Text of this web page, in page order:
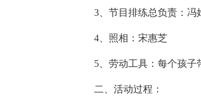
3、节目排练总负责：冯
4、照相：宋惠芝
5、劳动工具：每个孩子
二、活动过程：